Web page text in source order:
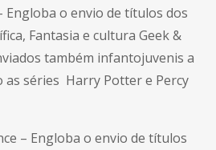
Engloba o envio de títulos dos
Fantasia e cultura Geek &
também infantojuvenis a
as séries Harry Potter e Percy
– Engloba o envio de títulos